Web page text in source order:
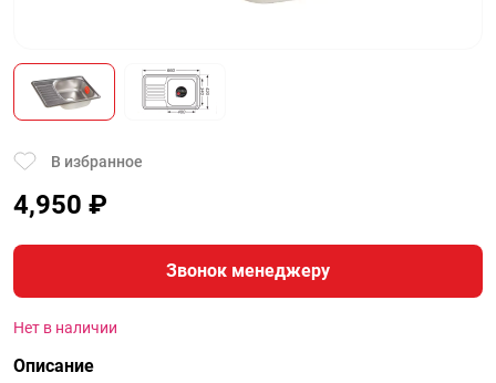
В избранное
4,950 ₽
Звонок менеджеру
Нет в наличии
Описание